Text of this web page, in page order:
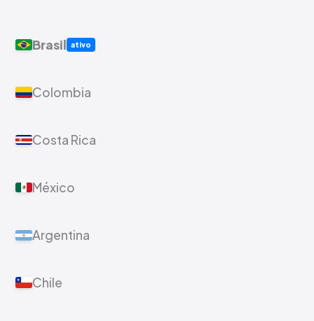
Brasil ativo
Colombia
Costa Rica
México
Argentina
Chile